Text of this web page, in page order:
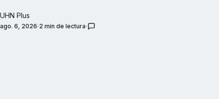
UHN Plus
ago. 6, 2026 2 min de lectura